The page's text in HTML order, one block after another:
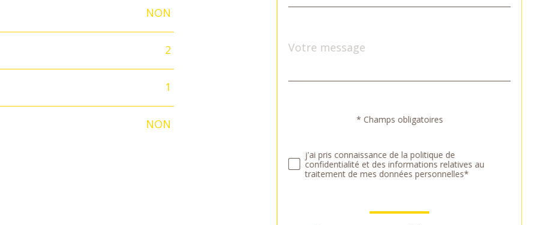
NON
2
1
NON
Fieldset
défaut
Message
*
Validation* Champs obligatoires
j'ai pris connaissance de la politique de
confidentialité et des informations relatives au
traitement de mes données personnelles*